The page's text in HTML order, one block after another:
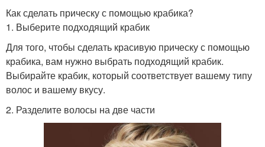
Как сделать прическу с помощью крабика?
1. Выберите подходящий крабик
Для того, чтобы сделать красивую прическу с помощью
крабика, вам нужно выбрать подходящий крабик.
Выбирайте крабик, который соответствует вашему типу
волос и вашему вкусу.
2. Разделите волосы на две части